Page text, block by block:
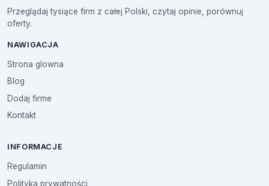
Przeglądaj tysiące firm z całej Polski, czytaj opinie, porównuj
oferty.
NAWIGACJA
Strona glowna
Blog
Dodaj firme
Kontakt
INFORMACJE
Regulamin
Polityka prywatności